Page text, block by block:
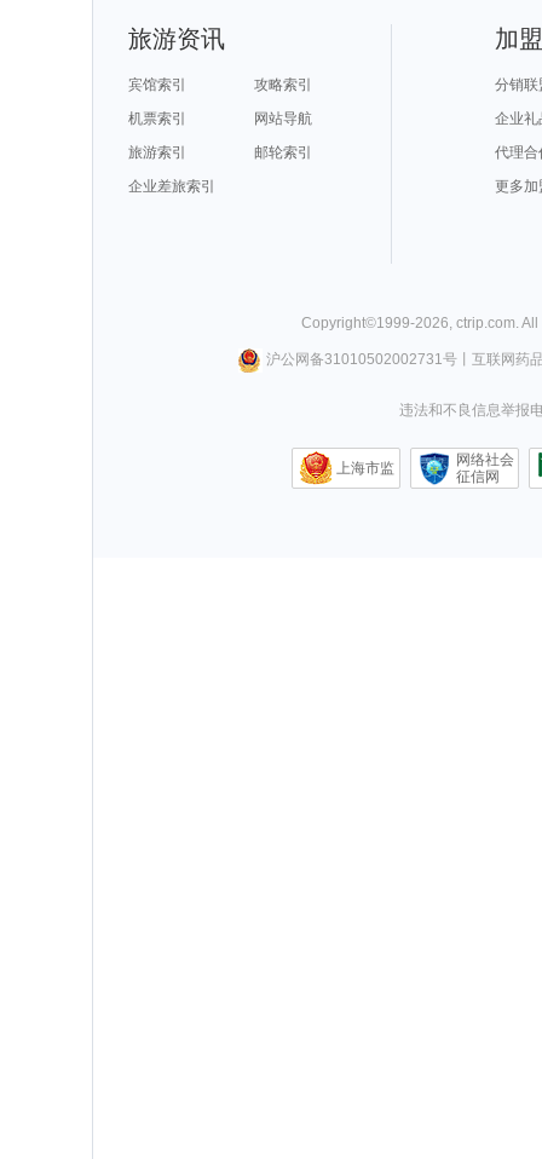
旅游资讯
宾馆索引
攻略索引
机票索引
网站导航
旅游索引
邮轮索引
企业差旅索引
加
分销联
企业礼
代理合
更多加
Copyright©1999-2026 ctrip.com .
沪公网备31010502002731号丨 互联网药
违法和不良信息举报
上海市监
网络社会
征信网